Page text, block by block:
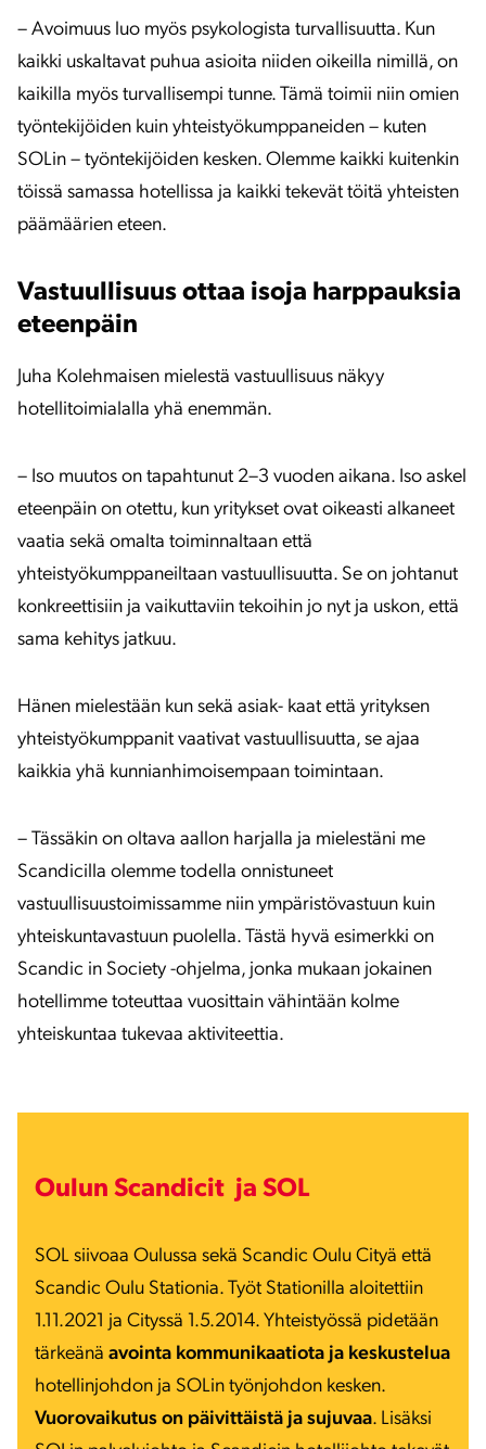
– Avoimuus luo myös psykologista turvallisuutta. Kun
kaikki uskaltavat puhua asioita niiden oikeilla nimillä, on
kaikilla myös turvallisempi tunne. Tämä toimii niin omien
työntekijöiden kuin yhteistyökumppaneiden – kuten
SOLin – työntekijöiden kesken. Olemme kaikki kuitenkin
töissä samassa hotellissa ja kaikki tekevät töitä yhteisten
päämäärien eteen.
Vastuullisuus ottaa isoja harppauksia
eteenpäin
Juha Kolehmaisen mielestä vastuullisuus näkyy
hotellitoimialalla yhä enemmän.
– Iso muutos on tapahtunut 2–3 vuoden aikana. Iso askel
eteenpäin on otettu, kun yritykset ovat oikeasti alkaneet
vaatia sekä omalta toiminnaltaan että
yhteistyökumppaneiltaan vastuullisuutta. Se on johtanut
konkreettisiin ja vaikuttaviin tekoihin jo nyt ja uskon, että
sama kehitys jatkuu.
Hänen mielestään kun sekä asiak- kaat että yrityksen
yhteistyökumppanit vaativat vastuullisuutta, se ajaa
kaikkia yhä kunnianhimoisempaan toimintaan.
– Tässäkin on oltava aallon harjalla ja mielestäni me
Scandicilla olemme todella onnistuneet
vastuullisuustoimissamme niin ympäristövastuun kuin
yhteiskuntavastuun puolella. Tästä hyvä esimerkki on
Scandic in Society -ohjelma, jonka mukaan jokainen
hotellimme toteuttaa vuosittain vähintään kolme
yhteiskuntaa tukevaa aktiviteettia.
Oulun Scandicit ja SOL
SOL siivoaa Oulussa sekä Scandic Oulu Cityä että
Scandic Oulu Stationia. Työt Stationilla aloitettiin
1.11.2021 ja Cityssä 1.5.2014. Yhteistyössä pidetään
tärkeänä avointa kommunikaatiota ja keskustelua
hotellinjohdon ja SOLin työnjohdon kesken.
Vuorovaikutus on päivittäistä ja sujuvaa. Lisäksi